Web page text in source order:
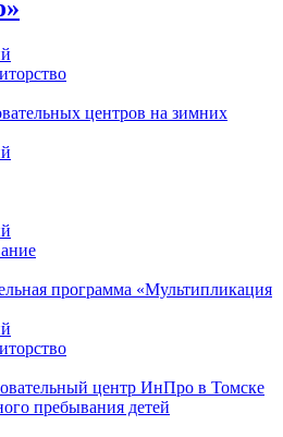
центров на зимних
программа «Мультипликация
центр ИнПро в Томске
пребывания детей